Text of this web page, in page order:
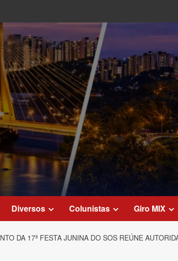
Diversos Colunistas Giro MIX
DA 17ª FESTA JUNINA DO SOS REÚNE